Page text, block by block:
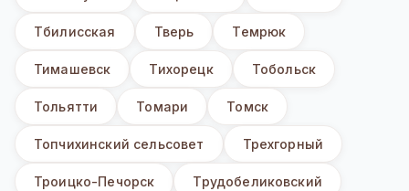
Тбилисская Тверь Темрюк
Тимашевск Тихорецк Тобольск
Тольятти Томари Томск
Топчихинский сельсовет Трехгорный
Троицко-Печорск Трудобеликовский